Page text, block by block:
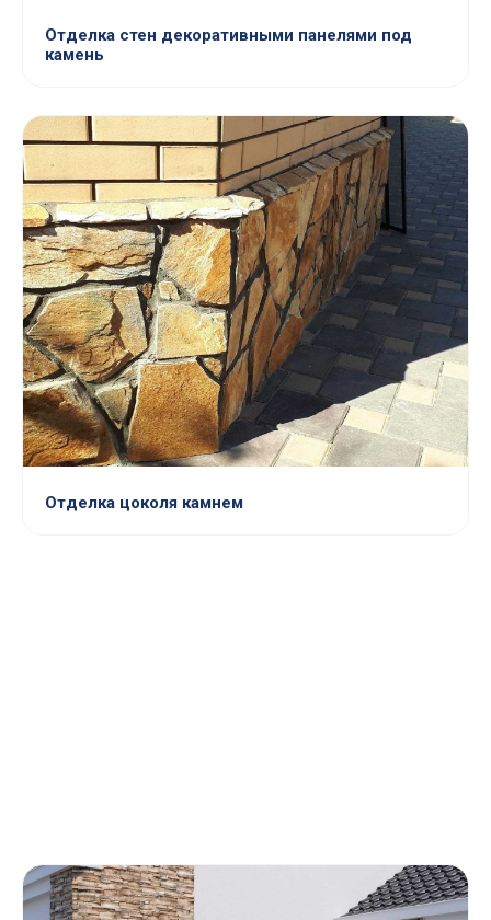
Отделка стен декоративными панелями под
камень
Отделка цоколя камнем